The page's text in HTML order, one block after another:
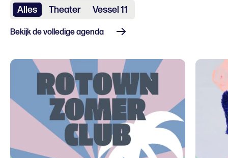
Alles Theater Vessel 11
Bekijk de volledige agenda